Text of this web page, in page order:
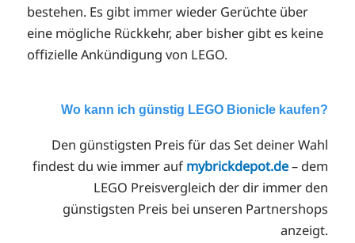
bestehen. Es gibt immer wieder Gerüchte über
eine mögliche Rückkehr, aber bisher gibt es keine
offizielle Ankündigung von LEGO.
Wo kann ich günstig LEGO Bionicle kaufen?
Den günstigsten Preis für das Set deiner Wahl
findest du wie immer auf mybrickdepot.de– dem
LEGO Preisvergleich der dir immer den
günstigsten Preis bei unseren Partnershops
anzeigt.